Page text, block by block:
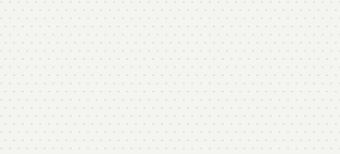
続きを読む
[%new:New%]